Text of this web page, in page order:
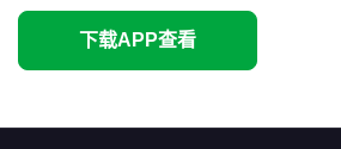
下载APP查看